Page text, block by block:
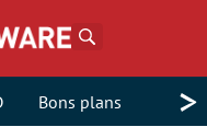
Bons plans >